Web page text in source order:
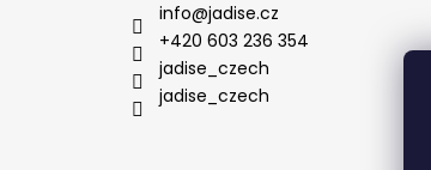
info@jadise.cz
+420 603 236 354
jadise_czech
jadise_czech